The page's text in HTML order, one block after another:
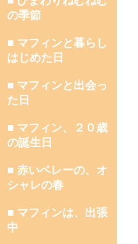
の季節
■ マフィンと暮らし
はじめた日
■ マフィンと出会っ
た日
■ マフィン、２０歳
の誕生日
■ 赤いベレーの、オ
シャレの春
■ マフィンは、出張
中